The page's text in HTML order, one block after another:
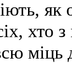
хто
міць